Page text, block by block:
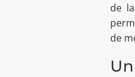
de
de